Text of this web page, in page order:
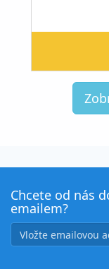
Chcete od nás
emailem?